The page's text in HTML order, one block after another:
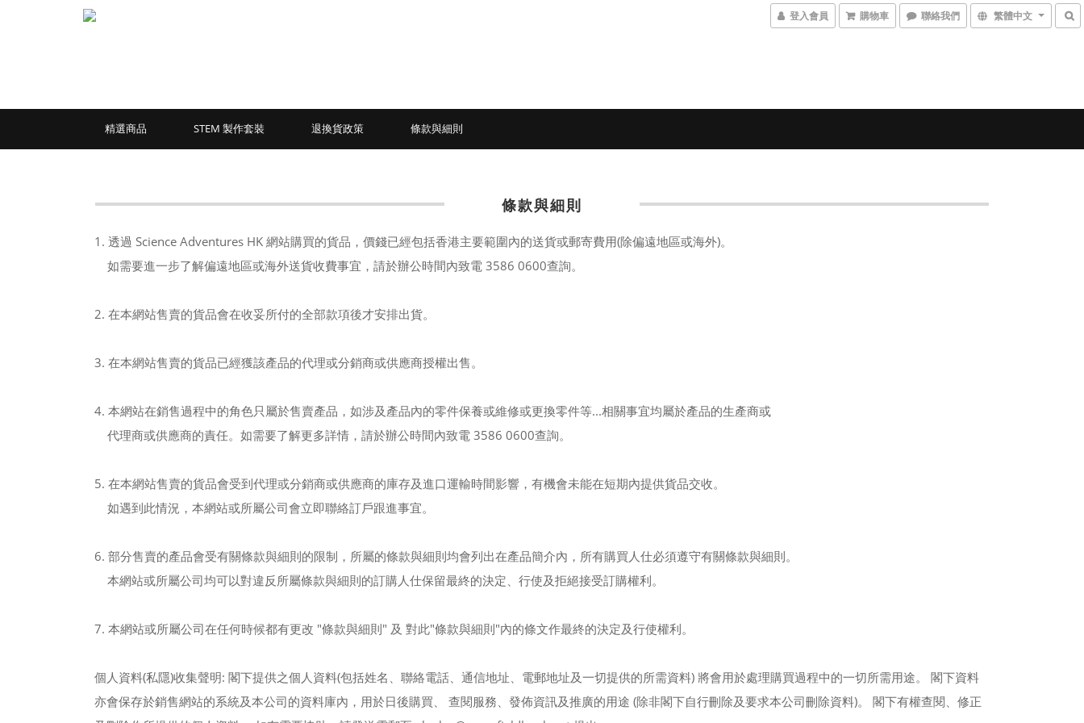
登入會員 購物車 聯絡我們 繁體中文
精選商品 STEM 製作套裝 退換貨政策 條款與細則
條款與細則
1. 透過 Science Adventures HK 網站購買的貨品，價錢已經包括香港主要範圍內的送貨或郵寄費用(除偏遠地區或海外)。
如需要進一步了解偏遠地區或海外送貨收費事宜，請於辦公時間內致電 3586 0600查詢。
2. 在本網站售賣的貨品會在收妥所付的全部款項後才安排出貨。
3. 在本網站售賣的貨品已經獲該產品的代理或分銷商或供應商授權出售。
4. 本網站在銷售過程中的角色只屬於售賣產品，如涉及產品內的零件保養或維修或更換零件等...相關事宜均屬於產品的生產商或
代理商或供應商的責任。如需要了解更多詳情，請於辦公時間內致電 3586 0600查詢。
5. 在本網站售賣的貨品會受到代理或分銷商或供應商的庫存及進口運輸時間影響，有機會未能在短期內提供貨品交收。
如遇到此情況，本網站或所屬公司會立即聯絡訂戶跟進事宜。
6. 部分售賣的產品會受有關條款與細則的限制，所屬的條款與細則均會列出在產品簡介內，所有購買人仕必須遵守有關條款與細則。
本網站或所屬公司均可以對違反所屬條款與細則的訂購人仕保留最終的決定、行使及拒絕接受訂購權利。
7. 本網站或所屬公司在任何時候都有更改 "條款與細則" 及 對此"條款與細則"內的條文作最終的決定及行使權利。
個人資料(私隱)收集聲明: 閣下提供之個人資料(包括姓名、聯絡電話、通信地址、電郵地址及一切提供的所需資料) 將會用於處理購買過程中的一切所需用途。 閣下資料
亦會保存於銷售網站的系統及本公司的資料庫內，用於日後購買、 查閱服務、發佈資訊及推廣的用途 (除非閣下自行刪除及要求本公司刪除資料)。 閣下有權查閱、修正